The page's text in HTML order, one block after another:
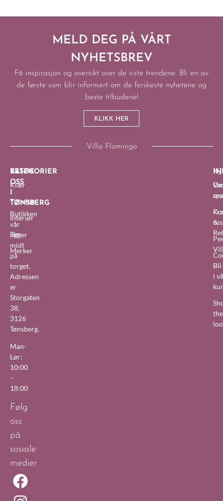
MELD DEG PÅ VÅRT
NYHETSBREV
Få inspirasjon og oversikt over de siste trendene. Bli en av
de første som blir informert om de ferskeste nyhetene og
beste tilbudene!
KLIKK HER
Villa Flamingo
BESØK
OSS
TØNSBERG
Butikken
vår
ligger
midt
på
torget.
Adressen
er
Storgaten
38,
3126
Tønsberg.
Man-
Lør:
10:00
–
18:00
Følg
oss
på
sosiale
medier
KATEGORIER
Klær
Tilbehør
Interiør
Sko
Merker
oss
&
Bli
i
the
oss